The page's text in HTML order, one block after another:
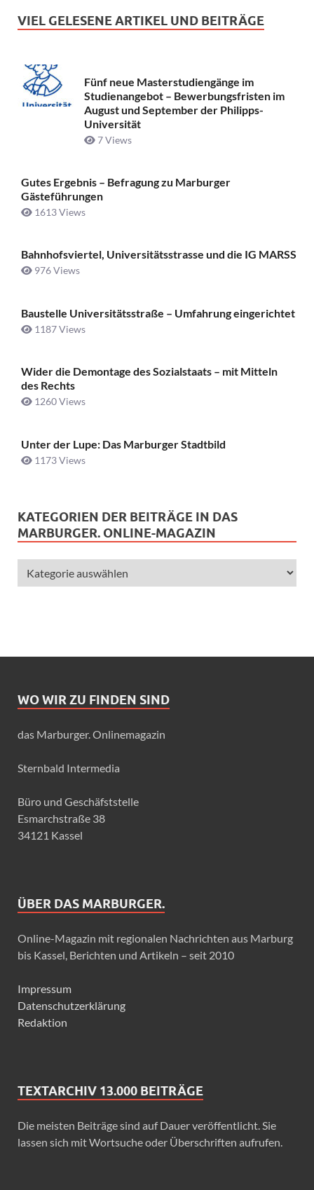
VIEL GELESENE ARTIKEL UND BEITRÄGE
Fünf neue Masterstudiengänge im
Studienangebot – Bewerbungsfristen im
August und September der Philipps-
Universität
7 Views
Gutes Ergebnis – Befragung zu Marburger
Gästeführungen
1613 Views
Bahnhofsviertel, Universitätsstrasse und die IG MARSS
976 Views
Baustelle Universitätsstraße ­– Umfahrung eingerichtet
1187 Views
Wider die Demontage des Sozialstaats – mit Mitteln
des Rechts
1260 Views
Unter der Lupe: Das Marburger Stadtbild
1173 Views
KATEGORIEN DER BEITRÄGE IN DAS
MARBURGER. ONLINE-MAGAZIN
WO WIR ZU FINDEN SIND
das Marburger. Onlinemagazin
Sternbald Intermedia
Büro und Geschäfststelle
Esmarchstraße 38
34121 Kassel
ÜBER DAS MARBURGER.
Online-Magazin mit regionalen Nachrichten aus Marburg
bis Kassel, Berichten und Artikeln – seit 2010
Impressum
Datenschutzerklärung
Redaktion
TEXTARCHIV 13.000 BEITRÄGE
Die meisten Beiträge sind auf Dauer veröffentlicht. Sie
lassen sich mit Wortsuche oder Überschriften aufrufen.